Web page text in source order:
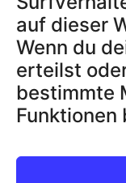
auf dieser
Wenn du
erteilst
bestimmte
Blog
Über uns
Kontakt